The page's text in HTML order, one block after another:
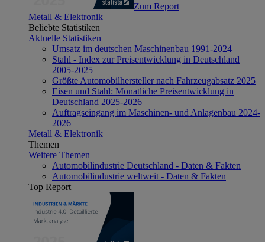
Zum Report
Metall & Elektronik
Beliebte Statistiken
Aktuelle Statistiken
Umsatz im deutschen Maschinenbau 1991-2024
Stahl - Index zur Preisentwicklung in Deutschland
2005-2025
Größte Automobilhersteller nach Fahrzeugabsatz 2025
Eisen und Stahl: Monatliche Preisentwicklung in
Deutschland 2025-2026
Auftragseingang im Maschinen- und Anlagenbau 2024-
2026
Metall & Elektronik
Themen
Weitere Themen
Automobilindustrie Deutschland - Daten & Fakten
Automobilindustrie weltweit - Daten & Fakten
Top Report